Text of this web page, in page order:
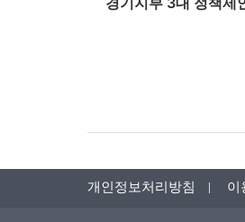
개인정보처리방침 이